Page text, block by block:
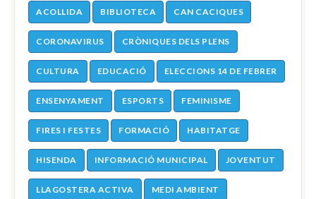
ACOLLIDA BIBLIOTECA CAN CACIQUES
CORONAVIRUS CRÒNIQUES DELS PLENS
CULTURA EDUCACIÓ ELECCIONS 14 DE FEBRER
ENSENYAMENT ESPORTS FEMINISME
FIRES I FESTES FORMACIÓ HABITATGE
HISENDA INFORMACIÓ MUNICIPAL JOVENTUT
LLAGOSTERA ACTIVA MEDI AMBIENT